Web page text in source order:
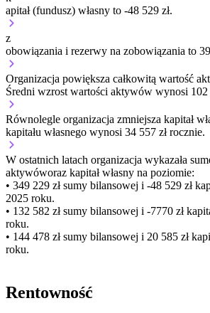
apitał (fundusz) własny to -48 529 zł.
z
obowiązania i rezerwy na zobowiązania to
Organizacja powiększa całkowitą wartość
Średni wzrost wartości aktywów wynosi 102
Równolegle organizacja zmniejsza kapitał
kapitału własnego wynosi 34 557 zł rocznie.
W ostatnich latach organizacja wykazała
aktywóworaz kapitał własny na poziomie:
• 349 229 złsumy bilansowej i -48 529 zł
2025 roku.
• 132 582 złsumy bilansowej i -7770 zł
roku.
• 144 478 złsumy bilansowej i 20 585 zł
roku.
Rentowność